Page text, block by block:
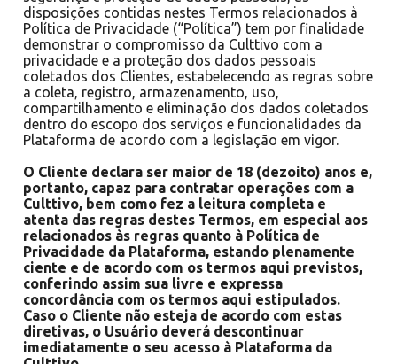
disposições contidas nestes Termos relacionados à
Política de Privacidade (“Política”) tem por finalidade
demonstrar o compromisso da Culttivo com a
privacidade e a proteção dos dados pessoais
coletados dos Clientes, estabelecendo as regras sobre
a coleta, registro, armazenamento, uso,
compartilhamento e eliminação dos dados coletados
dentro do escopo dos serviços e funcionalidades da
Plataforma de acordo com a legislação em vigor.
O Cliente declara ser maior de 18 (dezoito) anos e,
portanto, capaz para contratar operações com a
Culttivo, bem como fez a leitura completa e
atenta das regras destes Termos, em especial aos
relacionados às regras quanto à Política de
Privacidade da Plataforma, estando plenamente
ciente e de acordo com os termos aqui previstos,
conferindo assim sua livre e expressa
concordância com os termos aqui estipulados.
Caso o Cliente não esteja de acordo com estas
diretivas, o Usuário deverá descontinuar
imediatamente o seu acesso à Plataforma da